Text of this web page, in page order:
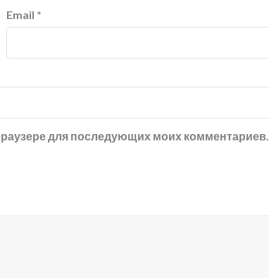
Email *
для последующих моих комментариев.